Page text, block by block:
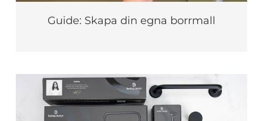
Guide: Skapa din egna borrmall